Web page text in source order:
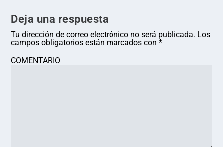
Deja una respuesta
Tu dirección de correo electrónico no será publicada. Los
campos obligatorios están marcados con*
COMENTARIO